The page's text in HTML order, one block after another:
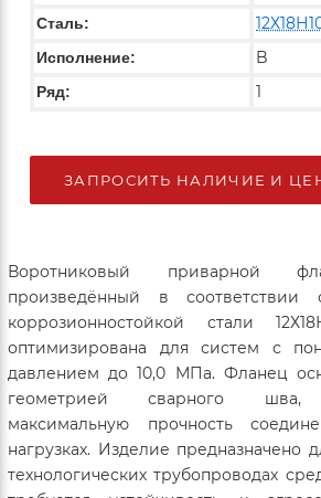
Сталь:
Исполнение: B
Ряд: 1
ЗАПРОСИТЬ НАЛИЧИЕ И
Воротниковый приварной
произведённый в
коррозионностойкой стали
оптимизирована для систем с
давлением до 10,0 МПа. Фланец
геометрией сварного шва,
максимальную прочность
нагрузках. Изделие предназначено
технологических трубопроводах